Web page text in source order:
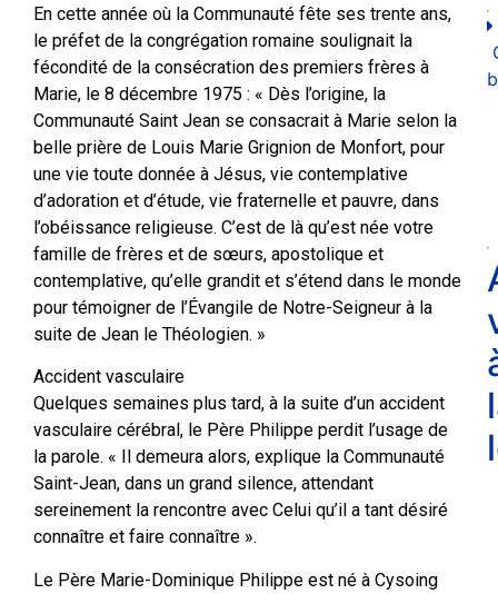
En cette année où la Communauté fête ses trente ans,
le préfet de la congrégation romaine soulignait la
fécondité de la consécration des premiers frères à
Marie, le 8 décembre 1975 : « Dès l’origine, la
Communauté Saint Jean se consacrait à Marie selon la
belle prière de Louis Marie Grignion de Monfort, pour
une vie toute donnée à Jésus, vie contemplative
d’adoration et d’étude, vie fraternelle et pauvre, dans
l’obéissance religieuse. C’est de là qu’est née votre
famille de frères et de sœurs, apostolique et
contemplative, qu’elle grandit et s’étend dans le monde
pour témoigner de l’Évangile de Notre-Seigneur à la
suite de Jean le Théologien. »
Accident vasculaire
Quelques semaines plus tard, à la suite d’un accident
vasculaire cérébral, le Père Philippe perdit l’usage de
la parole. « Il demeura alors, explique la Communauté
Saint-Jean, dans un grand silence, attendant
sereinement la rencontre avec Celui qu’il a tant désiré
connaître et faire connaître ».
Le Père Marie-Dominique Philippe est né à Cysoing